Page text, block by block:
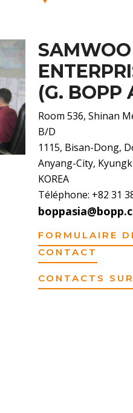
SAMWOO
(G. BOPP
Room 536, Shinan
B/D
1115, Bisan-Dong,
Anyang-City,
KOREA
Téléphone: +82 31
FORMULAIRE
CONTACT
CONTACTS